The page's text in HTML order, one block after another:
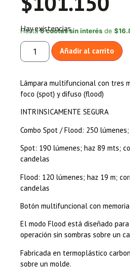
Hasta6 cuotas sin interés de
Hay existencias
Añadir al carrito
Lámpara multifuncional con tres
foco (spot) y difuso (flood)
INTRINSICAMENTE SEGURA
Combo Spot / Flood: 250
Spot: 190 lúmenes; haz 89 mts;
candelas
Flood: 120 lúmenes; haz 19 m;
candelas
Botón multifuncional con
El modo Flood está diseñado
operación sin sombras sobre un
Fabricada en termoplástico
sobre un molde.